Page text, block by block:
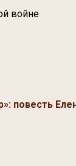
войне
повесть